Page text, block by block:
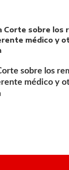
sobre los
médico y